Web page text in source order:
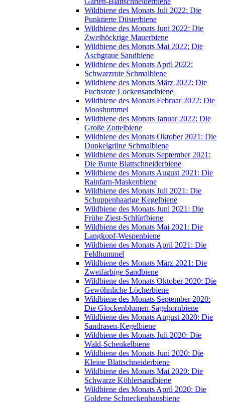
Wildbiene des Monats Juli 2022: Die
Punktierte Düsterbiene
Wildbiene des Monats Juni 2022: Die
Zweihöckrige Mauerbiene
Wildbiene des Monats Mai 2022: Die
Aschgraue Sandbiene
Wildbiene des Monats April 2022:
Schwarzrote Schmalbiene
Wildbiene des Monats März 2022: Die
Fuchsrote Lockensandbiene
Wildbiene des Monats Februar 2022: Die
Mooshummel
Wildbiene des Monats Januar 2022: Die
Große Zottelbiene
Wildbiene des Monats Oktober 2021: Die
Dunkelgrüne Schmalbiene
Wildbiene des Monats September 2021:
Die Bunte Blattschneiderbiene
Wildbiene des Monats August 2021: Die
Rainfarn-Maskenbiene
Wildbiene des Monats Juli 2021: Die
Schuppenhaarige Kegelbiene
Wildbiene des Monats Juni 2021: Die
Frühe Ziest-Schlürfbiene
Wildbiene des Monats Mai 2021: Die
Langkopf-Wespenbiene
Wildbiene des Monats April 2021: Die
Feldhummel
Wildbiene des Monats März 2021: Die
Zweifarbige Sandbiene
Wildbiene des Monats Oktober 2020: Die
Gewöhnliche Löcherbiene
Wildbiene des Monats September 2020:
Die Glockenblumen-Sägehornbiene
Wildbiene des Monats August 2020: Die
Sandrasen-Kegelbiene
Wildbiene des Monats Juli 2020: Die
Wald-Schenkelbiene
Wildbiene des Monats Juni 2020: Die
Kleine Blattschneiderbiene
Wildbiene des Monats Mai 2020: Die
Schwarze Köhlersandbiene
Wildbiene des Monats April 2020: Die
Goldene Schneckenhausbiene